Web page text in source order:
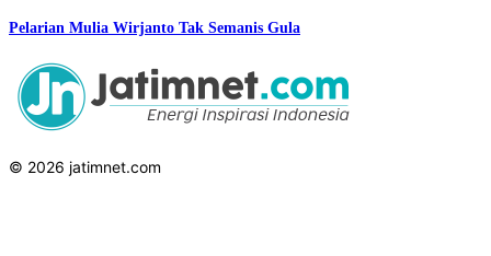
Pelarian Mulia Wirjanto Tak Semanis Gula
© 2026 jatimnet.com